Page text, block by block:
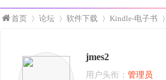
首页
»
论坛 软件下载
›
Kindle-电子书
jmes2
用户头衔： 管理员